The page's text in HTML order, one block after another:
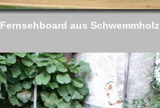
Fernsehboard aus Schwemmholz